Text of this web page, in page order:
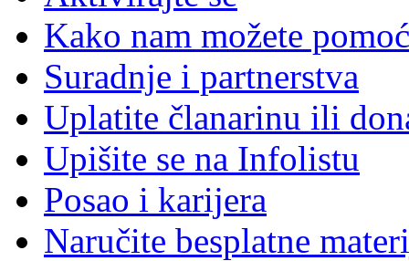
Kako nam možete
Suradnje i partnerstva
Uplatite članarinu ili
Upišite se na Infolistu
Posao i karijera
Naručite besplatne